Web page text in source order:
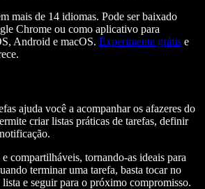
mais de 14 idiomas. Pode ser baixado
Chrome ou como aplicativo para
Android e macOS. Experimente grátis e
ajuda você a acompanhar os afazeres do
criar listas práticas de tarefas, definir
e compartilháveis, tornando-as ideais para
terminar uma tarefa, basta tocar no
e seguir para o próximo compromisso.